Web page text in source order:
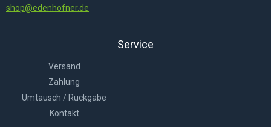
shop@edenhofner.de
Service
Versand
Zahlung
Umtausch / Rückgabe
Kontakt